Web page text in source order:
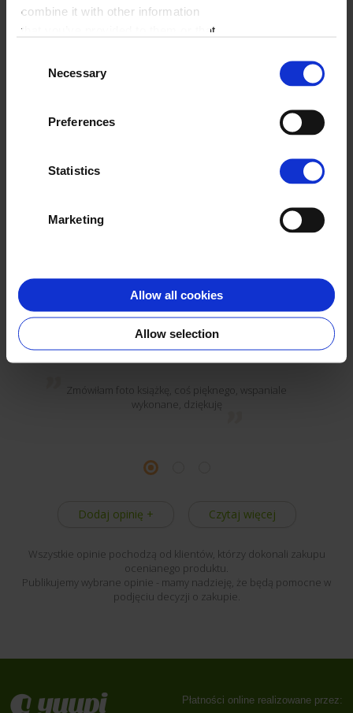
combine it with other information
that you’ve provided to them or that
their services.
SelectionNecessary
Preferences
Statistics
Marketing
Allow all cookies
Allow selection
WYBIERZ FORMAT
Aneta
Zmówiłam foto książkę, coś pięknego, wspaniale
wykonane, dziękuję
Dodaj opinię + Czytaj więcej
Wszystkie opinie pochodzą od klientów, którzy dokonali zakupu
ocenianego produktu.
Publikujemy wybrane opinie - mamy nadzieję, że będą pomocne w
podjęciu decyzji o zakupie.
Płatności online realizowane przez: